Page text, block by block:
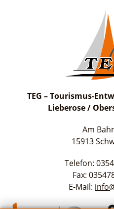
TEG – Tourismus-
Lieberose /
Am
15913
Telefon:
Fax:
E-Mail: